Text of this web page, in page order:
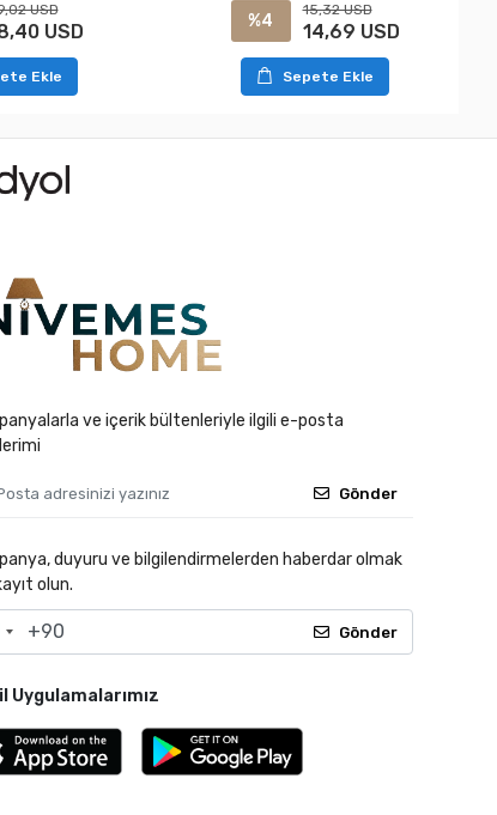
USD
USD
Ekle
%4
15,32 USD
14,69 USD
Sepete Ekle
ve içerik bültenleriyle ilgili e-posta
Gönder
duyuru ve bilgilendirmelerden haberdar olmak
olun.
Gönder
Uygulamalarımız